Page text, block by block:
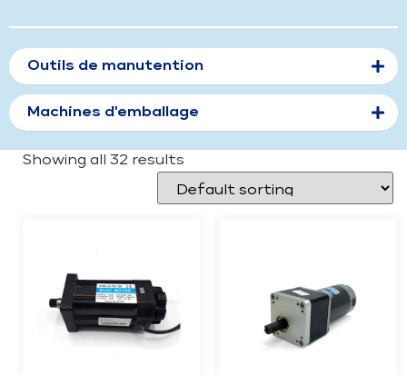
Outils de manutention
Machines d'emballage
Showing all 32 results